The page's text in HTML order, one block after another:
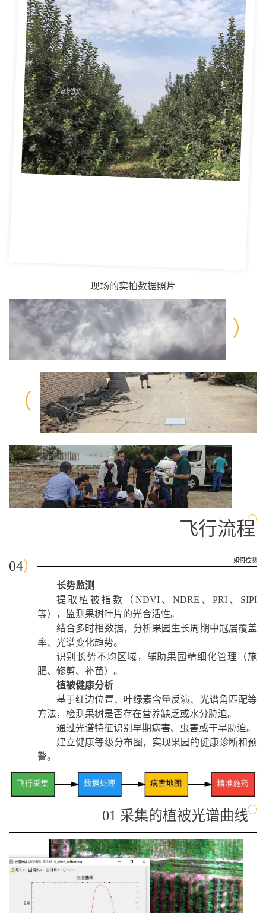
现场的实拍数据照片
）
（
飞行流程
04） 如何检测
长势监测
提取植被指数（NDVI、NDRE、PRI、SIPI
等），监测果树叶片的光合活性。
结合多时相数据，分析果园生长周期中冠层覆盖
率、光谱变化趋势。
识别长势不均区域，辅助果园精细化管理（施
肥、修剪、补苗）。
植被健康分析
基于红边位置、叶绿素含量反演、光谱角匹配等
方法，检测果树是否存在营养缺乏或水分胁迫。
通过光谱特征识别早期病害、虫害或干旱胁迫。
建立健康等级分布图，实现果园的健康诊断和预
警。
01 采集的植被光谱曲线